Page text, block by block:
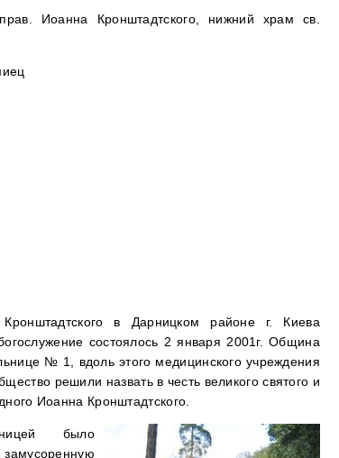
Иоанна Кронштадтского, нижний храм св.
в Дарницком районе г. Киева
состоялось 2 января 2001г. Община
№ 1, вдоль этого медицинского учреждения
решили назвать в честь великого святого и
Иоанна Кронштадтского.
было